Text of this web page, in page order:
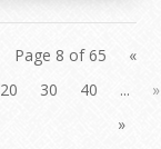
Page 8 of 65
«
20 30 40 ...
»
»